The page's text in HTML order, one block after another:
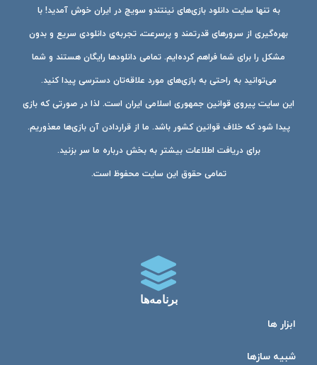
به تنها سایت دانلود بازی‌های نینتندو سویچ در ایران خوش آمدید! با
بهره‌گیری از سرورهای قدرتمند و پرسرعت، تجربه‌ی دانلودی سریع و بدون
مشکل را برای شما فراهم کرده‌ایم. تمامی دانلودها رایگان هستند و شما
می‌توانید به راحتی به بازی‌های مورد علاقه‌تان دسترسی پیدا کنید.
این سایت پیروی قوانین جمهوری اسلامی ایران است. لذا در صورتی که بازی
پیدا شود که خلاف قوانین کشور باشد. ما از قراردادن آن بازی‌ها معذوریم.
برای دریافت اطلاعات بیشتر به بخش درباره ما سر بزنید.
تمامی حقوق این سایت محفوظ است.
برنامه‌ها
ابزار ها
شبیه ساز‌ها